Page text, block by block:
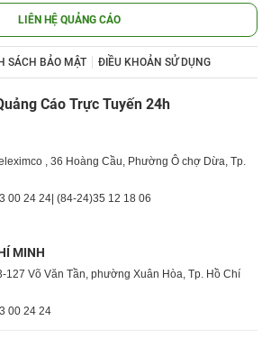
LIÊN HỆ QUẢNG CÁO
SÁCH BẢO MẬT ĐIỀU KHOẢN SỬ DỤNG
Cáo Trực Tuyến 24h
, 36 Hoàng Cầu, Phường Ô chợ Dừa, Tp.
00 24 24 | (84-24)35 12 18 06
MINH
127 Võ Văn Tần, phường Xuân Hòa, Tp. Hồ Chí
00 24 24